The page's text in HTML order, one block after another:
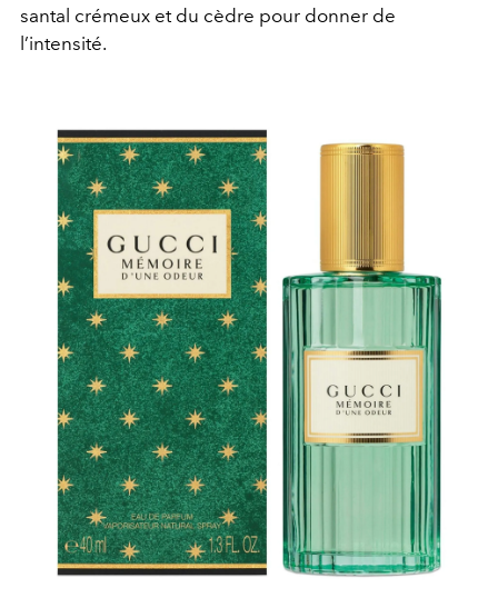
santal crémeux et du cèdre pour donner de
l’intensité.